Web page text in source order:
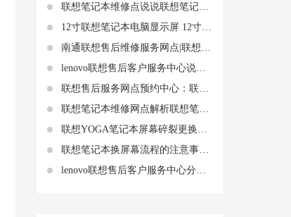
联想笔记本维修点说说联想笔记本电脑升级内存好还是升级硬盘好?
12寸联想笔记本电脑显示屏 12寸联想笔记本电脑屏幕多大
南通联想售后维修服务网点|联想笔记本电脑充电不上、充电困难？这些方法或许能帮到你
lenovo联想售后客户服务中心说说联想笔记本电脑亮度怎么调节亮度
联想售后服务网点预约中心：联想笔记本电脑显卡硅脂好的有哪些
联想笔记本维修网点解析联想笔记本显示器“黑屏”是什么情况
联想YOGA笔记本屏幕碎裂更换维修
联想笔记本换屏幕流程的注意事项和费用
lenovo联想售后客户服务中心分享联想笔记本电脑硬盘作用和使用方法